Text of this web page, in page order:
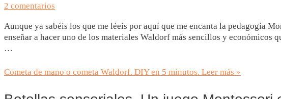
2 comentarios
Aunque ya sabéis los que me léeis por aquí que me encanta la pedagogía
enseñar a hacer uno de los materiales Waldorf más sencillos y económicos
…
Cometa de mano o cometa Waldorf. DIY en 5 minutos. Leer más »